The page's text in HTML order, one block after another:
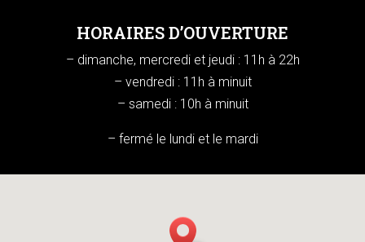
HORAIRES D’OUVERTURE
– dimanche, mercredi et jeudi : 11h à 22h
– vendredi : 11h à minuit
– samedi : 10h à minuit
– fermé le lundi et le mardi